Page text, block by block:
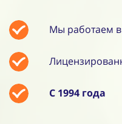
Мы работаем в
С 1994 года